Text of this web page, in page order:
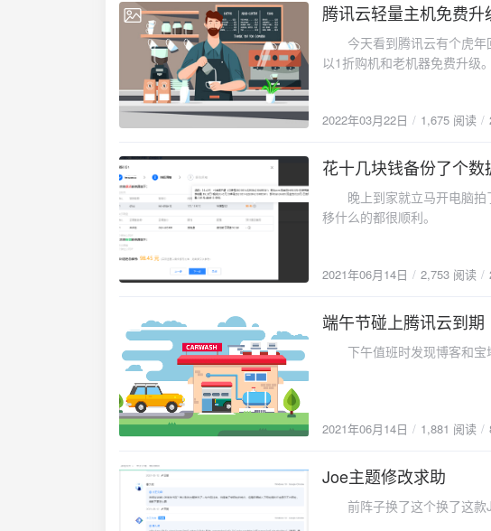
2022-03-22
腾讯云轻量主机免费升
今天看到腾讯云有个虎年
以1折购机和老机器免费升级。
2022年03月22日 1,675 阅读
2021-06-14
花十几块钱备份了个数
晚上到家就立马开电脑拍
移什么的都很顺利。
2021年06月14日 2,753 阅读
2021-06-14
端午节碰上腾讯云到期
下午值班时发现博客和宝
2021年06月14日 1,881 阅读
2021-05-16
Joe主题修改求助
前阵子换了这个换了这款